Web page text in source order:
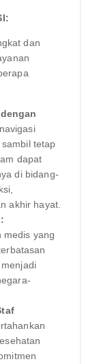
dan
tetap
dapat
di bidang-
akhir hayat.
medis yang